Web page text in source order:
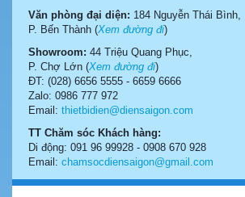
Văn phòng đại diện: 184 Nguyễn Thái Bình,
P. Bến Thành (Xem đường đi)
Showroom: 44 Triệu Quang Phục,
P. Chợ Lớn (Xem đường đi)
ĐT: (028) 6656 5555 - 6659 6666
Zalo: 0986 777 972
Email: thietbidien@diensaigon.com
TT Chăm sóc Khách hàng:
Di động: 091 96 99928 - 0908 670 928
Email: chamsocdiensaigon@gmail.com